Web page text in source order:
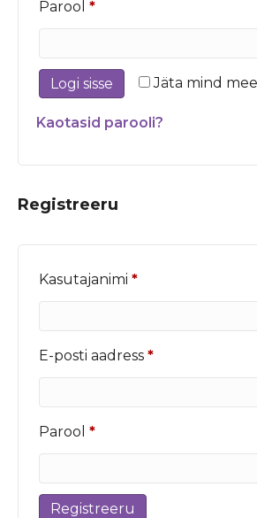
Parool *Nõutud
Jäta mind
Logi sisse
Kaotasid parooli?
Registreeru
Kasutajanimi *Nõutud
E-posti aadress *Nõutud
Parool *Nõutud
Registreeru